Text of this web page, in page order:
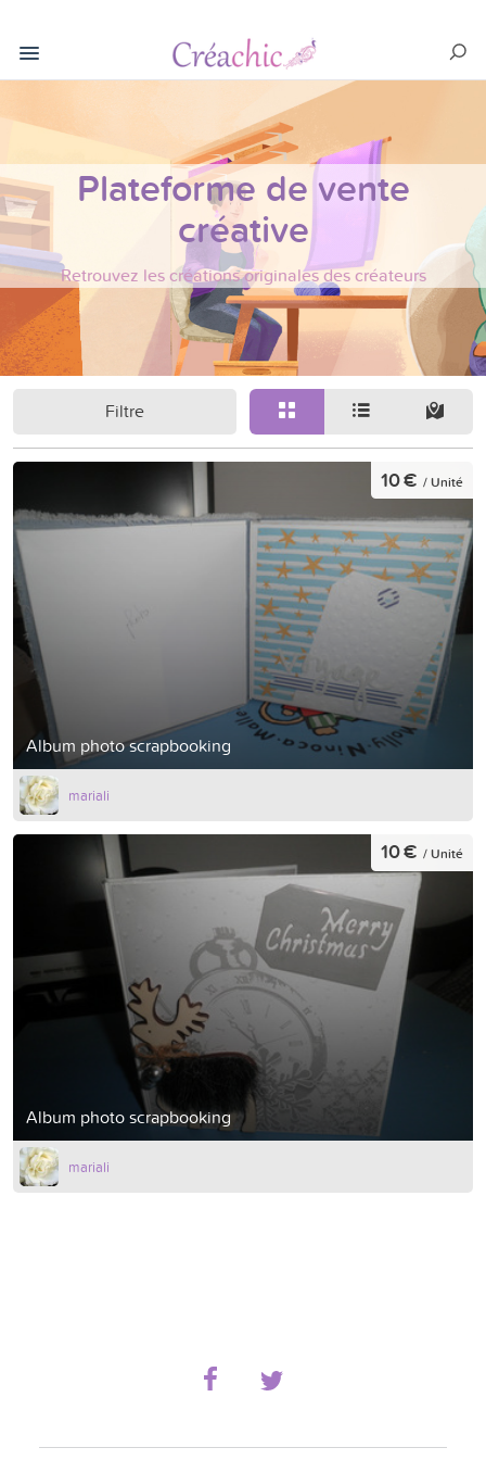
Plateforme de vente
créative
Retrouvez les créations originales des créateurs
Filtre
Album photo scrapbooking
10 € / Unité
mariali
Album photo scrapbooking
10 € / Unité
mariali